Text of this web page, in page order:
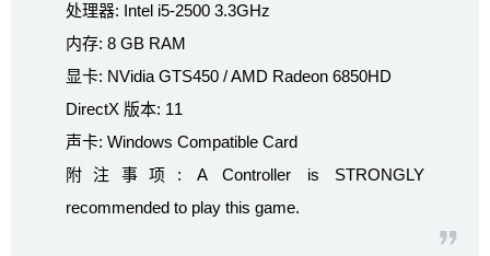
处理器: Intel i5-2500 3.3GHz
内存: 8 GB RAM
显卡: NVidia GTS450 / AMD Radeon 6850HD
DirectX 版本: 11
声卡: Windows Compatible Card
附注事项: A Controller is STRONGLY
recommended to play this game.